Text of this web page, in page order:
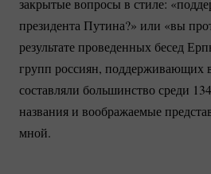
президента Путина?» или «вы
результате проведенных бесед
групп россиян, поддерживающих
составляли большинство среди
названия и воображаемые
мной.